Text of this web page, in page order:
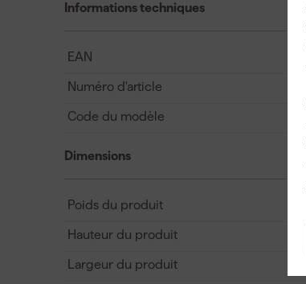
Informations techniques
EAN
Numéro d'article
Code du modèle
Dimensions
Poids du produit
Hauteur du produit
Largeur du produit